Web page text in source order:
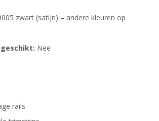
zwart (satijn) – andere kleuren op
Nee
rails